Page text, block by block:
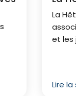
La
et les
Lire